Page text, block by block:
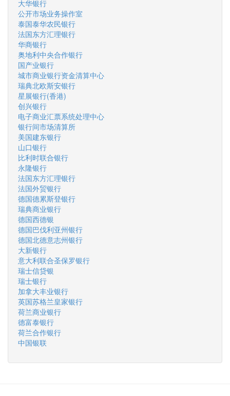
大华银行
公开市场业务操作室
泰国泰华农民银行
法国东方汇理银行
华商银行
奥地利中央合作银行
国产业银行
城市商业银行资金清算中心
瑞典北欧斯安银行
星展银行(香港)
创兴银行
电子商业汇票系统处理中心
银行间市场清算所
美国建东银行
山口银行
比利时联合银行
永隆银行
法国东方汇理银行
法国外贸银行
德国德累斯登银行
瑞典商业银行
德国西德银
德国巴伐利亚州银行
德国北德意志州银行
大新银行
意大利联合圣保罗银行
瑞士信贷银
瑞士银行
加拿大丰业银行
英国苏格兰皇家银行
荷兰商业银行
德富泰银行
荷兰合作银行
中国银联